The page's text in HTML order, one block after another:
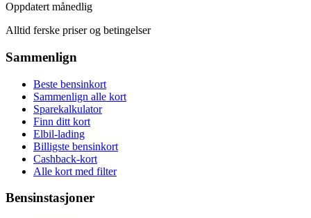
Oppdatert månedlig
Alltid ferske priser og betingelser
Sammenlign
Beste bensinkort
Sammenlign alle kort
Sparekalkulator
Finn ditt kort
Elbil-lading
Billigste bensinkort
Cashback-kort
Alle kort med filter
Bensinstasjoner